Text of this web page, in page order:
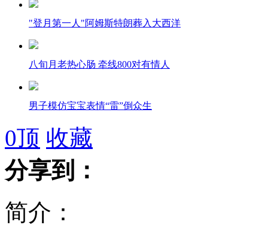
"登月第一人"阿姆斯特朗葬入大西洋
八旬月老热心肠 牵线800对有情人
男子模仿宝宝表情“雷”倒众生
日法院网站被黑显示钓鱼岛是中国的
0顶 收藏
分享到：
简介：